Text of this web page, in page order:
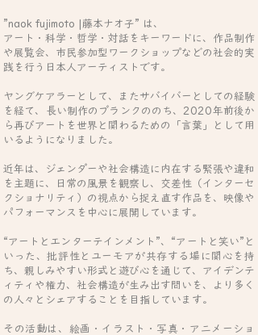
”naok fujimoto |藤本ナオ子” は、
アート・科学・哲学・対話をキーワードに、作品制作
や展覧会、市民参加型ワークショップなどの社会的実
践を行う日本人アーティストです。
ヤングケアラーとして、またサバイバーとしての経験
を経て、長い制作のブランクののち、2020年前後か
ら再びアートを世界と関わるための「言葉」として用
いるようになりました。
近年は、ジェンダーや社会構造に内在する緊張や違和
を主題に、日常の風景を観察し、交差性（インターセ
クショナリティ）の視点から捉え直す作品を、映像や
パフォーマンスを中心に展開しています。
“アートとエンターテインメント”、“アートと笑い”と
いった、批評性とユーモアが共存する場に関心を持
ち、親しみやすい形式と遊び心を通じて、アイデンテ
ィティや権力、社会構造が生み出す問いを、より多く
の人々とシェアすることを目指しています。
その活動は、絵画・イラスト・写真・アニメーショ